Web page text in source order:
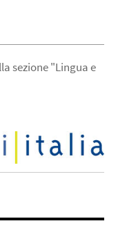
sezione "Lingua e